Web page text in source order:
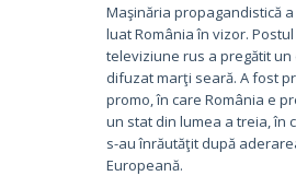
Maşinăria propagandistică
luat România în vizor.
televiziune rus a pregătit un
difuzat marţi seară. A fost
promo, în care România e
un stat din lumea a treia, în
s-au înrăutăţit după
Europeană.